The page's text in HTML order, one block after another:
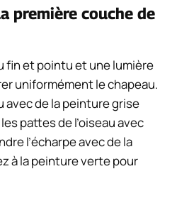
première couche de
fin et pointu et une lumière
uniformément le chapeau.
avec de la peinture grise
pattes de l’oiseau avec
l’écharpe avec de la
à la peinture verte pour